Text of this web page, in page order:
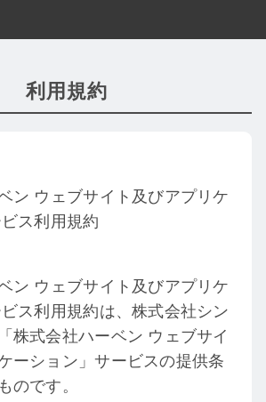
利用規約
ン ウェブサイト及びアプリケ
ス利用規約
ン ウェブサイト及びアプリケ
ス利用規約は、株式会社シン
株式会社ハーベン ウェブサイ
ーション」サービスの提供条
のです。